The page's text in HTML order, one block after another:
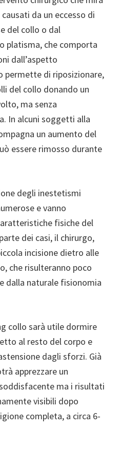
da un eccesso di
del collo o dal
platisma, che comporta
dall’aspetto
permette di riposizionare,
del collo donando un
ma senza
In alcuni soggetti alla
un aumento del
essere rimosso durante
degli inestetismi
e vanno
fisiche del
dei casi, il chirurgo,
incisione dietro alle
che risulteranno poco
dalla naturale fisionomia
collo sarà utile dormire
al resto del corpo e
dagli sforzi. Già
apprezzare un
ma i risultati
visibili dopo
completa, a circa 6-